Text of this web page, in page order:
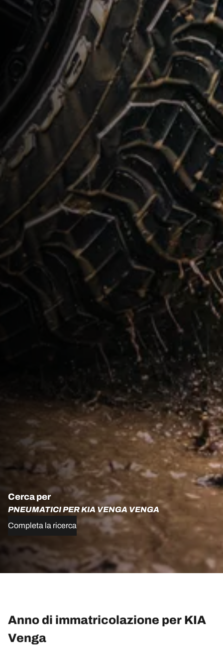
Cerca per
PNEUMATICI PER KIA VENGA VENGA
Completa la ricerca
Anno di immatricolazione per KIA
Venga